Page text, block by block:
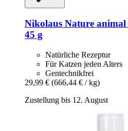
Nikolaus Nature animal
45 g
Natürliche Rezeptur
Für Katzen jeden Alters
Gentechnikfrei
29,99 € (666,44 € / kg)
Zustellung bis 12. August